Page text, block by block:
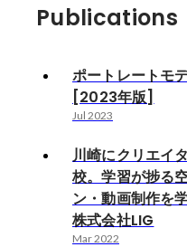
Publications
ポートレートモ
[2023年版]
Jul 2023
川崎にクリエイ
校。学習が捗る
ン・動画制作を
株式会社LIG
Mar 2022